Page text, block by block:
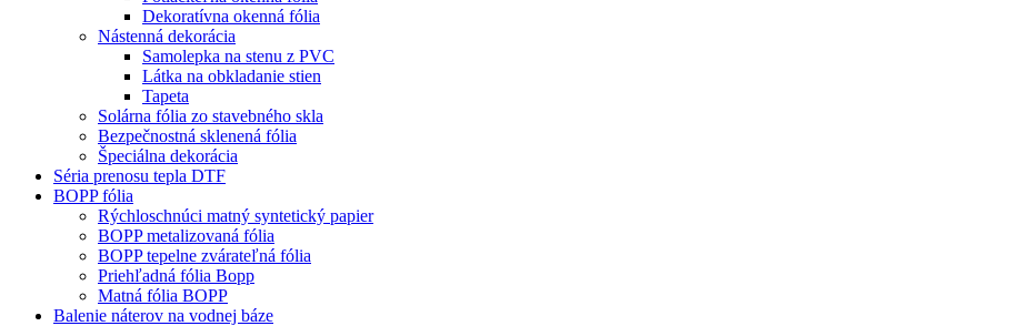
Dekoratívna okenná fólia
Nástenná dekorácia
Samolepka na stenu z PVC
Látka na obkladanie stien
Tapeta
Solárna fólia zo stavebného skla
Bezpečnostná sklenená fólia
Špeciálna dekorácia
Séria prenosu tepla DTF
BOPP fólia
Rýchloschnúci matný syntetický papier
BOPP metalizovaná fólia
BOPP tepelne zvárateľná fólia
Priehľadná fólia Bopp
Matná fólia BOPP
Balenie náterov na vodnej báze